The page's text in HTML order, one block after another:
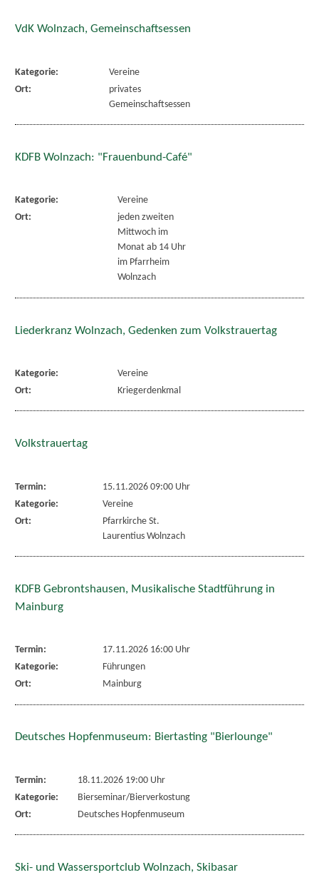
VdK Wolnzach, Gemeinschaftsessen
Kategorie:
Vereine
Ort:
privates
Gemeinschaftsessen
KDFB Wolnzach: "Frauenbund-Café"
Kategorie:
Vereine
Ort:
jeden zweiten
Mittwoch im
Monat ab 14 Uhr
im Pfarrheim
Wolnzach
Liederkranz Wolnzach, Gedenken zum Volkstrauertag
Kategorie:
Vereine
Ort:
Kriegerdenkmal
Volkstrauertag
Termin:
15.11.2026 09:00 Uhr
Kategorie:
Vereine
Ort:
Pfarrkirche St.
Laurentius Wolnzach
KDFB Gebrontshausen, Musikalische Stadtführung in
Mainburg
Termin:
17.11.2026 16:00 Uhr
Kategorie:
Führungen
Ort:
Mainburg
Deutsches Hopfenmuseum: Biertasting "Bierlounge"
Termin:
18.11.2026 19:00 Uhr
Kategorie:
Bierseminar/Bierverkostung
Ort:
Deutsches Hopfenmuseum
Ski- und Wassersportclub Wolnzach, Skibasar